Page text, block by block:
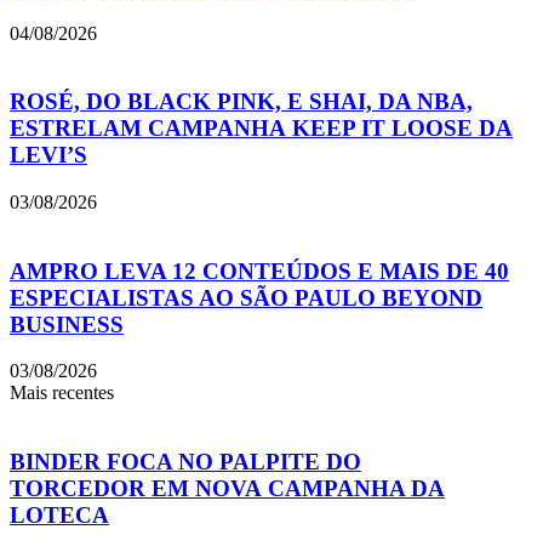
04/08/2026
ROSÉ, DO BLACK PINK, E SHAI, DA NBA,
ESTRELAM CAMPANHA KEEP IT LOOSE DA
LEVI’S
03/08/2026
AMPRO LEVA 12 CONTEÚDOS E MAIS DE 40
ESPECIALISTAS AO SÃO PAULO BEYOND
BUSINESS
03/08/2026
Mais recentes
BINDER FOCA NO PALPITE DO
TORCEDOR EM NOVA CAMPANHA DA
LOTECA